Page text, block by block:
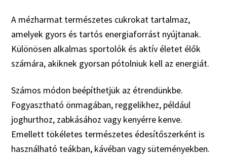
A mézharmat természetes cukrokat tartalmaz,
amelyek gyors és tartós energiaforrást nyújtanak.
Különösen alkalmas sportolók és aktív életet élők
számára, akiknek gyorsan pótolniuk kell az energiát.
Számos módon beépíthetjük az étrendünkbe.
Fogyasztható önmagában, reggelikhez, például
joghurthoz, zabkásához vagy kenyérre kenve.
Emellett tökéletes természetes édesítőszerként is
használható teákban, kávéban vagy süteményekben.